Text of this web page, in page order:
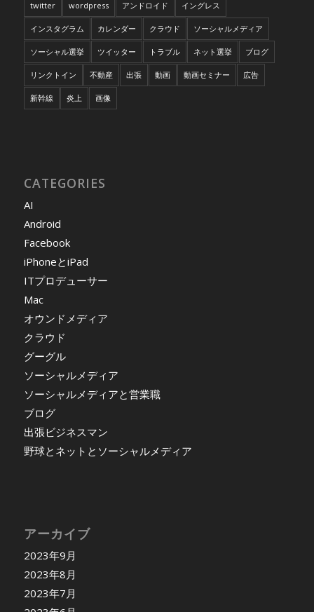
twitter wordpress アンドロイド イングレス
インスタグラム カレンダー クラウド ソーシャルメディア
ソーシャル選挙 ツイッター トラブル ネット選挙 ブログ
リンクトイン 不動産 出張 動画 動画セミナー 広告
新幹線 炎上 画像
CATEGORIES
AI
Android
Facebook
iPhoneとiPad
ITプロデューサー
Mac
オウンドメディア
クラウド
グーグル
ソーシャルメディア
ソーシャルメディアと営業職
ブログ
出張ビジネスマン
野球とネットとソーシャルメディア
アーカイブ
2023年9月
2023年8月
2023年7月